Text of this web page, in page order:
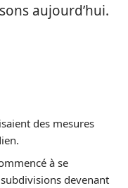
aujourd’hui.
des mesures
à se
devenant